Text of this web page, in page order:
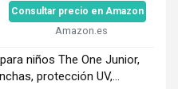
Consultar precio en Amazon
Amazon.es
niños The One Junior,
protección UV,...